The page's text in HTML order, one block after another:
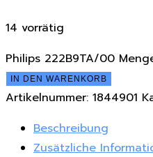
14 vorrätig
Philips 222B9TA/00
IN DEN WARENKORB
Artikelnummer: 1844901
Beschreibung
Zusätzliche